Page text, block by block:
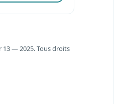
— 2025. Tous droits